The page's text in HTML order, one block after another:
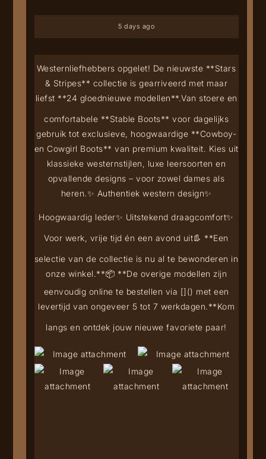
5 days ago
Westernliefhebbers opgelet! De nieuwste **Stars
& Stripes** collectie is gearriveerd met maar
liefst **24 gloednieuwe modellen**.Van stoere en
comfortabele **Stable Boots** voor dagelijks
gebruik tot exclusieve, hoogwaardige **Cowboy-
en Cowgirl Boots** van premium kwaliteit. Kies uit
klassieke westernstijlen, luxe leersoorten en
opvallende designs – voor zowel dames als
heren.✨ Authentiek western design✨
Hoogwaardig leder✨ Uitstekend draagcomfort✨
Voor werk, vrije tijd én een avond uit👢 **Een
selectie van de collectie is nu al te bewonderen in
onze winkel.**📦 **De overige modellen zijn
eenvoudig online te bestellen via []() met een
levertijd van ongeveer 5 tot 7 werkdagen.**Kom
langs en ontdek jouw nieuwe favoriete paar!